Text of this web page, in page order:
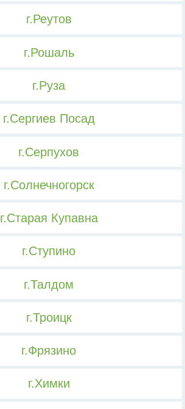
г.Реутов
г.Рошаль
г.Руза
г.Сергиев Посад
г.Серпухов
г.Солнечногорск
г.Старая Купавна
г.Ступино
г.Талдом
г.Троицк
г.Фрязино
г.Химки